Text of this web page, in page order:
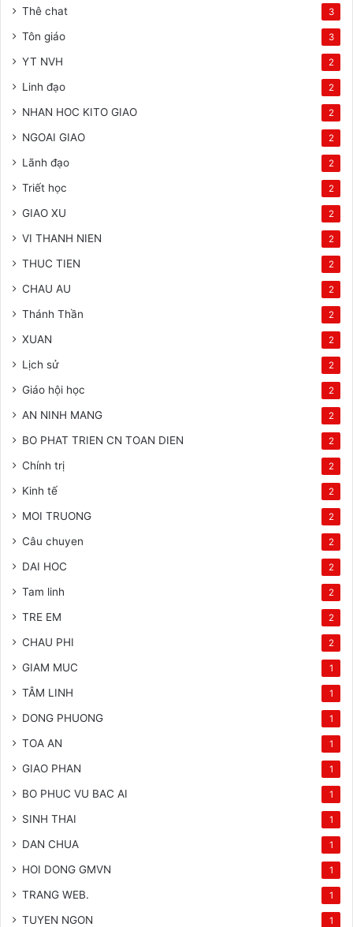
Thê chat 3
Tôn giáo 3
YT NVH 2
Linh đạo 2
NHAN HOC KITO GIAO 2
NGOAI GIAO 2
Lãnh đạo 2
Triết học 2
GIAO XU 2
VI THANH NIEN 2
THUC TIEN 2
CHAU AU 2
Thánh Thần 2
XUAN 2
Lịch sử 2
Giáo hội học 2
AN NINH MANG 2
BO PHAT TRIEN CN TOAN DIEN 2
Chính trị 2
Kinh tế 2
MOI TRUONG 2
Câu chuyen 2
DAI HOC 2
Tam linh 2
TRE EM 2
CHAU PHI 2
GIAM MUC 1
TÂM LINH 1
DONG PHUONG 1
TOA AN 1
GIAO PHAN 1
BO PHUC VU BAC AI 1
SINH THAI 1
DAN CHUA 1
HOI DONG GMVN 1
TRANG WEB. 1
TUYEN NGON 1